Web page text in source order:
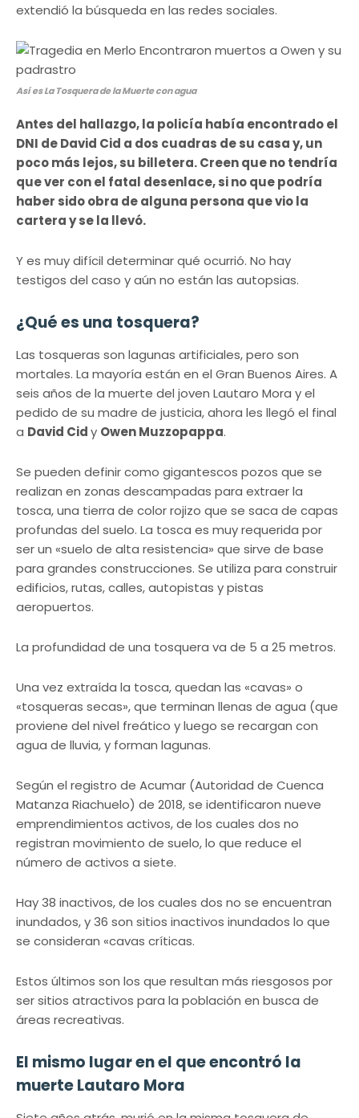
extendió la búsqueda en las redes sociales.
Así es La Tosquera de la Muerte con agua
Antes del hallazgo, la policía había encontrado el
DNI de David Cid a dos cuadras de su casa y, un
poco más lejos, su billetera. Creen que no tendría
que ver con el fatal desenlace, si no que podría
haber sido obra de alguna persona que vio la
cartera y se la llevó.
Y es muy difícil determinar qué ocurrió. No hay
testigos del caso y aún no están las autopsias.
¿Qué es una tosquera?
Las tosqueras son lagunas artificiales, pero son
mortales. La mayoría están en el Gran Buenos Aires. A
seis años de la muerte del joven Lautaro Mora y el
pedido de su madre de justicia, ahora les llegó el final
a David Cidy Owen Muzzopappa.
Se pueden definir como gigantescos pozos que se
realizan en zonas descampadas para extraer la
tosca, una tierra de color rojizo que se saca de capas
profundas del suelo. La tosca es muy requerida por
ser un «suelo de alta resistencia» que sirve de base
para grandes construcciones. Se utiliza para construir
edificios, rutas, calles, autopistas y pistas
aeropuertos.
La profundidad de una tosquera va de 5 a 25 metros.
Una vez extraída la tosca, quedan las «cavas» o
«tosqueras secas», que terminan llenas de agua (que
proviene del nivel freático y luego se recargan con
agua de lluvia, y forman lagunas.
Según el registro de Acumar (Autoridad de Cuenca
Matanza Riachuelo) de 2018, se identificaron nueve
emprendimientos activos, de los cuales dos no
registran movimiento de suelo, lo que reduce el
número de activos a siete.
Hay 38 inactivos, de los cuales dos no se encuentran
inundados, y 36 son sitios inactivos inundados lo que
se consideran «cavas críticas.
Estos últimos son los que resultan más riesgosos por
ser sitios atractivos para la población en busca de
áreas recreativas.
El mismo lugar en el que encontró la
muerte Lautaro Mora